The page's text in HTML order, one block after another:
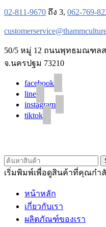
02-811-9670 ถึง 3, 062-769-
50/5 หมู่ 12 ถนนพุทธมณฑล
จ.นครปฐม 73210
facebook
line
instagram
tiktok
เริ่มพิมพ์เพื่อดูสินค้าที่คุณกำ
หน้าหลัก
เกี่ยวกับเรา
ผลิตภัณฑ์ของเรา